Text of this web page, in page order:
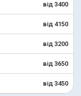
від 3400
від 4150
від 3200
від 3650
від 3450